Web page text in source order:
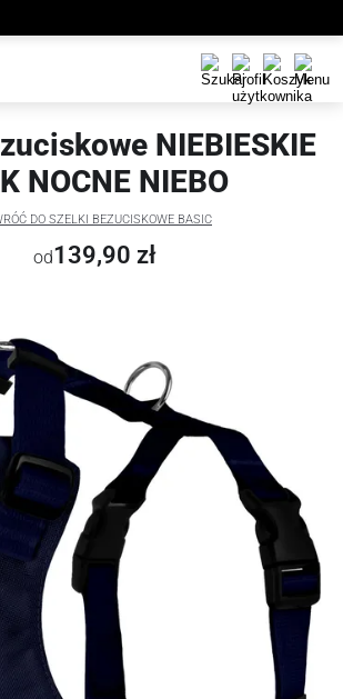
NIEBIESKIE
NOCNE NIEBO
DO SZELKI BEZUCISKOWE BASIC
od139,90 zł